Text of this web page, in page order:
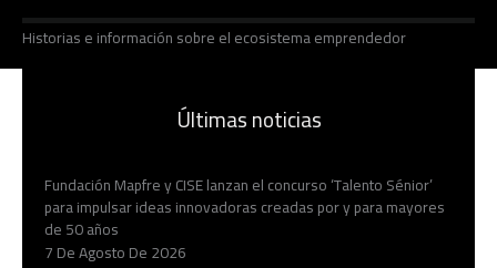
Historias e información sobre el ecosistema emprendedor
Últimas noticias
Fundación Mapfre y CISE lanzan el concurso ‘Talento Sénior’
para impulsar ideas innovadoras creadas por y para mayores
de 50 años
7 De Agosto De 2026